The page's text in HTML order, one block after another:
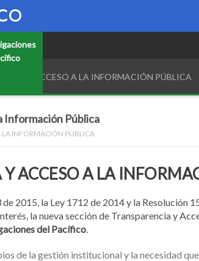
Y ACCESO A LA INFORMACIÓN PÚBLICA
Información Pública
LA INFORMACIÓN PÚBLICA
ACCESO A LA
2015, la Ley 1712 de 2014 y la Resolución
la nueva sección de Transparencia y
del Pacífico.
de la gestión institucional y la necesidad